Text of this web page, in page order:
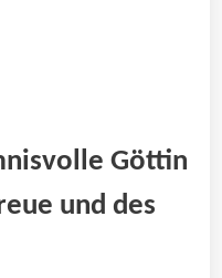
Göttin
und des